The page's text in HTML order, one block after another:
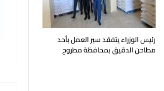
رئيس الوزراء يتفقد سير العمل بأحد
مطاحن الدقيق بمحافظة مطروح